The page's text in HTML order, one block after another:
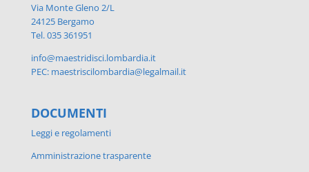
Via Monte Gleno 2/L
24125 Bergamo
Tel. 035 361951
info@maestridisci.lombardia.it
PEC: maestriscilombardia@legalmail.it
DOCUMENTI
Leggi e regolamenti
Amministrazione trasparente